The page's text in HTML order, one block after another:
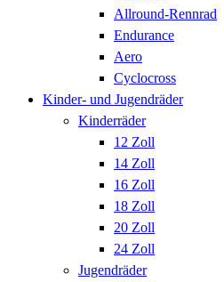
Allround-Rennrad
Endurance
Aero
Cyclocross
Kinder- und Jugendräder
Kinderräder
12 Zoll
14 Zoll
16 Zoll
18 Zoll
20 Zoll
24 Zoll
Jugendräder